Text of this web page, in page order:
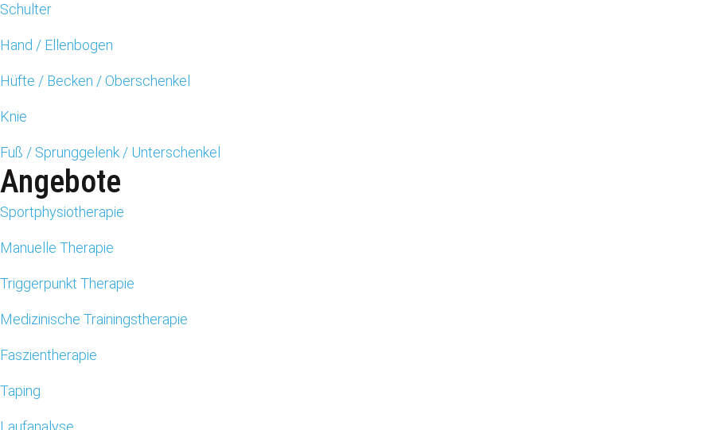
Schulter
Hand / Ellenbogen
Hüfte / Becken / Oberschenkel
Knie
Fuß / Sprunggelenk / Unterschenkel
Angebote
Sportphysiotherapie
Manuelle Therapie
Triggerpunkt Therapie
Medizinische Trainingstherapie
Faszientherapie
Taping
Laufanalyse